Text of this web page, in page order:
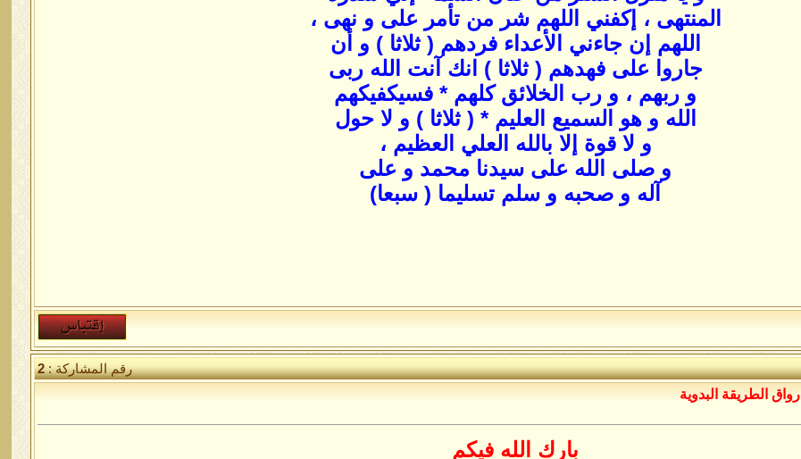
المنتهى ، إكفني اللهم شر من تأمر على و نهى ،
اللهم إن جاءني الأعداء فردهم ( ثلاثا ) و أن
جاروا على فهدهم ( ثلاثا ) انك آنت الله ربى
و ربهم ، و رب الخلائق كلهم * فسيكفيكهم
الله و هو السميع العليم * ( ثلاثا ) و لا حول
و لا قوة إلا بالله العلي العظيم ،
و صلى الله على سيدنا محمد و على
آله و صحبه و سلم تسليما ( سبعا)
رقم المشاركة :2
رواق الطريقة البدوية
بارك الله فيكم